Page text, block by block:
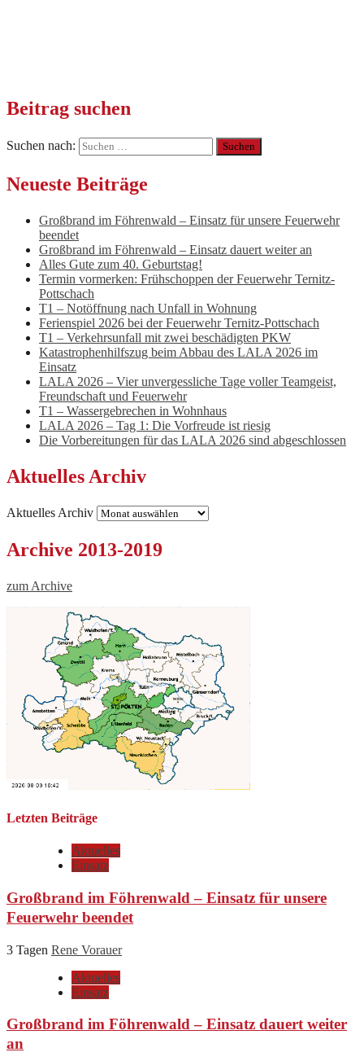
Beitrag suchen
Suchen nach:
Neueste Beiträge
Großbrand im Föhrenwald – Einsatz für unsere Feuerwehr
beendet
Großbrand im Föhrenwald – Einsatz dauert weiter an
Alles Gute zum 40. Geburtstag!
Termin vormerken: Frühschoppen der Feuerwehr Ternitz-
Pottschach
T1 – Notöffnung nach Unfall in Wohnung
Ferienspiel 2026 bei der Feuerwehr Ternitz-Pottschach
T1 – Verkehrsunfall mit zwei beschädigten PKW
Katastrophenhilfszug beim Abbau des LALA 2026 im
Einsatz
LALA 2026 – Vier unvergessliche Tage voller Teamgeist,
Freundschaft und Feuerwehr
T1 – Wassergebrechen in Wohnhaus
LALA 2026 – Tag 1: Die Vorfreude ist riesig
Die Vorbereitungen für das LALA 2026 sind abgeschlossen
Aktuelles Archiv
Aktuelles Archiv
Archive 2013-2019
zum Archive
Letzten Beiträge
Aktuelles
Einsatz
Großbrand im Föhrenwald – Einsatz für unsere
Feuerwehr beendet
3 Tagen Rene Vorauer
Aktuelles
Einsatz
Großbrand im Föhrenwald – Einsatz dauert weiter
an